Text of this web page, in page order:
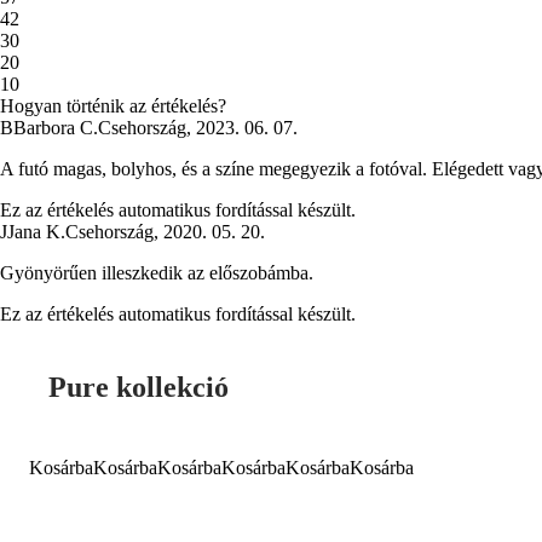
42
30
20
10
Hogyan történik az értékelés?
BBarbora C.Csehország, 2023. 06. 07.
A futó magas, bolyhos, és a színe megegyezik a fotóval. Elégedett
Ez az értékelés automatikus fordítással készült.
JJana K.Csehország, 2020. 05. 20.
Gyönyörűen illeszkedik az előszobámba.
Ez az értékelés automatikus fordítással készült.
Pure kollekció
KosárbaKosárbaKosárbaKosárbaKosárbaKosárba